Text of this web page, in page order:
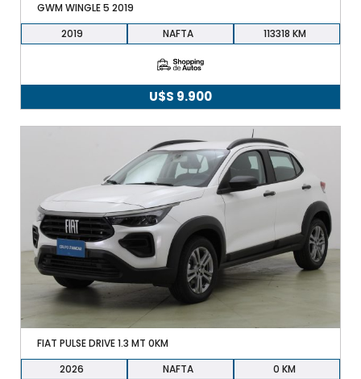
GWM WINGLE 5 2019
2019
NAFTA 113318
U$S 9.900
FIAT PULSE DRIVE 1.3 MT 0KM
2026
NAFTA 0